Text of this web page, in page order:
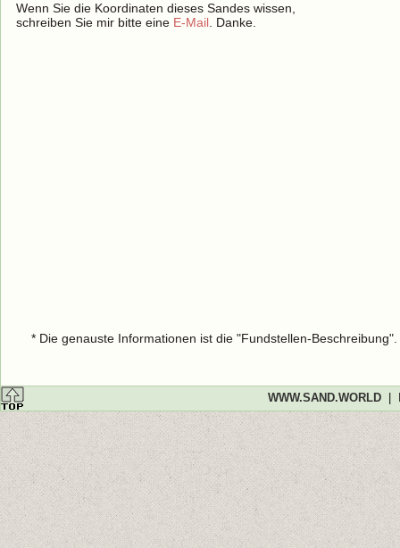
Wenn Sie die Koordinaten dieses Sandes wissen,
schreiben Sie mir bitte eine E-Mail . Danke.
* Die genauste Informationen ist die "Fundstellen-
WWW.SAND.WORLD|